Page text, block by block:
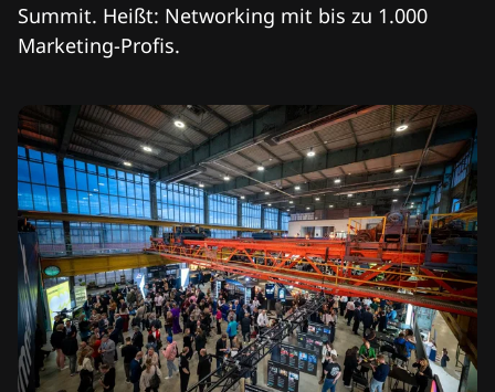
Summit. Heißt: Networking mit bis zu 1.000
Marketing-Profis.